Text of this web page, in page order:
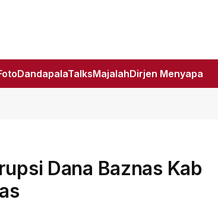
DandapalaTalksMajalahDirjen Menyapa
Dana Baznas Kab